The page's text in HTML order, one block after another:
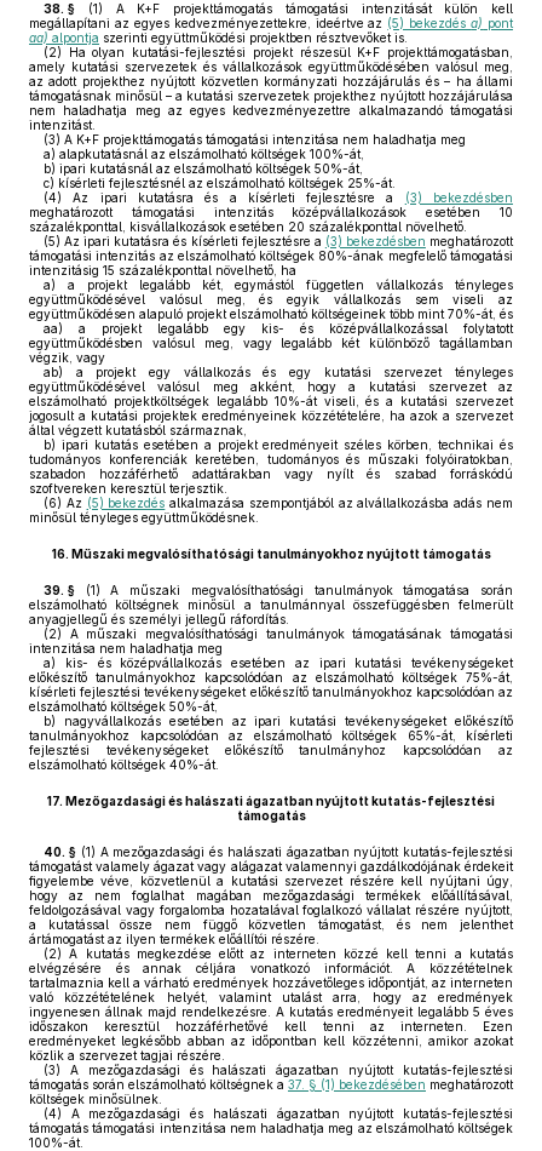
38. § (1) A K+F projekttámogatás támogatási intenzitását külön kell
megállapítani az egyes kedvezményezettekre, ideértve az (5) bekezdésa) pont
aa) alpontja szerinti együttműködési projektben résztvevőket is.
(2) Ha olyan kutatási-fejlesztési projekt részesül K+F projekttámogatásban,
amely kutatási szervezetek és vállalkozások együttműködésében valósul meg,
az adott projekthez nyújtott közvetlen kormányzati hozzájárulás és – ha állami
támogatásnak minősül – a kutatási szervezetek projekthez nyújtott hozzájárulása
nem haladhatja meg az egyes kedvezményezettre alkalmazandó támogatási
intenzitást.
(3) A K+F projekttámogatás támogatási intenzitása nem haladhatja meg
a) alapkutatásnál az elszámolható költségek 100%-át,
b) ipari kutatásnál az elszámolható költségek 50%-át,
c) kísérleti fejlesztésnél az elszámolható költségek 25%-át.
(4) Az ipari kutatásra és a kísérleti fejlesztésre a
(3) bekezdésben
meghatározott támogatási intenzitás középvállalkozások esetében 10
százalékponttal, kisvállalkozások esetében 20 százalékponttal növelhető.
(5) Az ipari kutatásra és kísérleti fejlesztésre a (3) bekezdésben meghatározott
támogatási intenzitás az elszámolható költségek 80%-ának megfelelő támogatási
intenzitásig 15 százalékponttal növelhető, ha
a) a projekt legalább két, egymástól független vállalkozás tényleges
együttműködésével valósul meg, és egyik vállalkozás sem viseli az
együttműködésen alapuló projekt elszámolható költségeinek több mint 70%-át, és
aa) a projekt legalább egy kis- és középvállalkozással folytatott
együttműködésben valósul meg, vagy legalább két különböző tagállamban
végzik, vagy
ab) a projekt egy vállalkozás és egy kutatási szervezet tényleges
együttműködésével valósul meg akként, hogy a kutatási szervezet az
elszámolható projektköltségek legalább 10%-át viseli, és a kutatási szervezet
jogosult a kutatási projektek eredményeinek közzétételére, ha azok a szervezet
által végzett kutatásból származnak,
b) ipari kutatás esetében a projekt eredményeit széles körben, technikai és
tudományos konferenciák keretében, tudományos és műszaki folyóiratokban,
szabadon hozzáférhető adattárakban vagy nyílt és szabad forráskódú
szoftvereken keresztül terjesztik.
(6) Az (5) bekezdés alkalmazása szempontjából az alvállalkozásba adás nem
minősül tényleges együttműködésnek.
16. Műszaki megvalósíthatósági tanulmányokhoz nyújtott támogatás
39. § (1) A műszaki megvalósíthatósági tanulmányok támogatása során
elszámolható költségnek minősül a tanulmánnyal összefüggésben felmerült
anyagjellegű és személyi jellegű ráfordítás.
(2) A műszaki megvalósíthatósági tanulmányok támogatásának támogatási
intenzitása nem haladhatja meg
a) kis- és középvállalkozás esetében az ipari kutatási tevékenységeket
előkészítő tanulmányokhoz kapcsolódóan az elszámolható költségek 75%-át,
kísérleti fejlesztési tevékenységeket előkészítő tanulmányokhoz kapcsolódóan az
elszámolható költségek 50%-át,
b) nagyvállalkozás esetében az ipari kutatási tevékenységeket előkészítő
tanulmányokhoz kapcsolódóan az elszámolható költségek 65%-át, kísérleti
fejlesztési tevékenységeket előkészítő tanulmányhoz kapcsolódóan az
elszámolható költségek 40%-át.
17. Mezőgazdasági és halászati ágazatban nyújtott kutatás-fejlesztési
támogatás
40. § (1) A mezőgazdasági és halászati ágazatban nyújtott kutatás-fejlesztési
támogatást valamely ágazat vagy alágazat valamennyi gazdálkodójának érdekeit
figyelembe véve, közvetlenül a kutatási szervezet részére kell nyújtani úgy,
hogy az nem foglalhat magában mezőgazdasági termékek előállításával,
feldolgozásával vagy forgalomba hozatalával foglalkozó vállalat részére nyújtott,
a kutatással össze nem függő közvetlen támogatást, és nem jelenthet
ártámogatást az ilyen termékek előállítói részére.
(2) A kutatás megkezdése előtt az interneten közzé kell tenni a kutatás
elvégzésére és annak céljára vonatkozó információt. A közzétételnek
tartalmaznia kell a várható eredmények hozzávetőleges időpontját, az interneten
való közzétételének helyét, valamint utalást arra, hogy az eredmények
ingyenesen állnak majd rendelkezésre. A kutatás eredményeit legalább 5 éves
időszakon keresztül hozzáférhetővé kell tenni az interneten. Ezen
eredményeket legkésőbb abban az időpontban kell közzétenni, amikor azokat
közlik a szervezet tagjai részére.
(3) A mezőgazdasági és halászati ágazatban nyújtott kutatás-fejlesztési
támogatás során elszámolható költségnek a 37. § (1) bekezdésében meghatározott
költségek minősülnek.
(4) A mezőgazdasági és halászati ágazatban nyújtott kutatás-fejlesztési
támogatás támogatási intenzitása nem haladhatja meg az elszámolható költségek
100%-át.